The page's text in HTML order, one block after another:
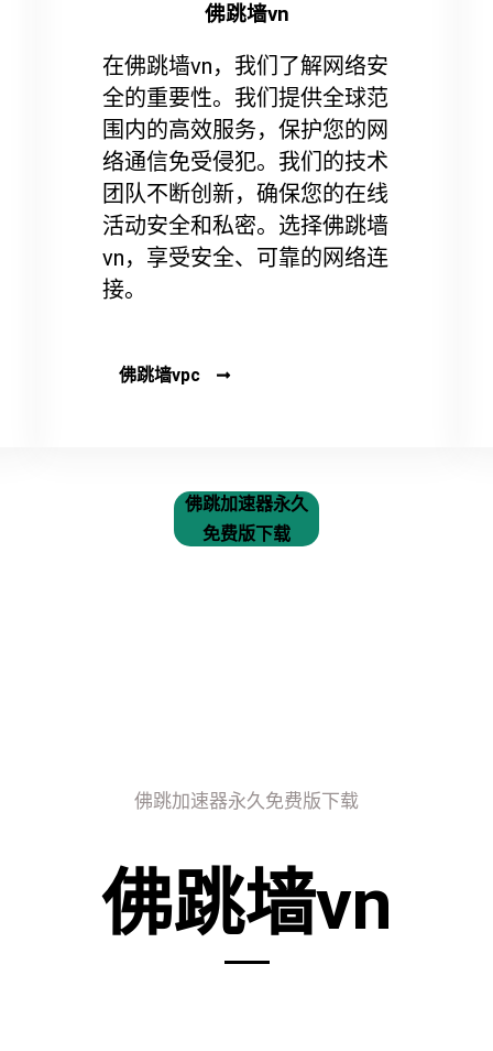
佛跳墙vn
在佛跳墙vn，我们了解网络安
全的重要性。我们提供全球范
围内的高效服务，保护您的网
络通信免受侵犯。我们的技术
团队不断创新，确保您的在线
活动安全和私密。选择佛跳墙
vn，享受安全、可靠的网络连
接。
佛跳墙vpc
佛跳加速器永久
免费版下载
佛跳加速器永久免费版下载
佛跳墙vn